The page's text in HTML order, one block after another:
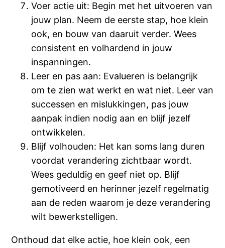
Voer actie uit: Begin met het uitvoeren van
jouw plan. Neem de eerste stap, hoe klein
ook, en bouw van daaruit verder. Wees
consistent en volhardend in jouw
inspanningen.
Leer en pas aan: Evalueren is belangrijk
om te zien wat werkt en wat niet. Leer van
successen en mislukkingen, pas jouw
aanpak indien nodig aan en blijf jezelf
ontwikkelen.
Blijf volhouden: Het kan soms lang duren
voordat verandering zichtbaar wordt.
Wees geduldig en geef niet op. Blijf
gemotiveerd en herinner jezelf regelmatig
aan de reden waarom je deze verandering
wilt bewerkstelligen.
Onthoud dat elke actie, hoe klein ook, een